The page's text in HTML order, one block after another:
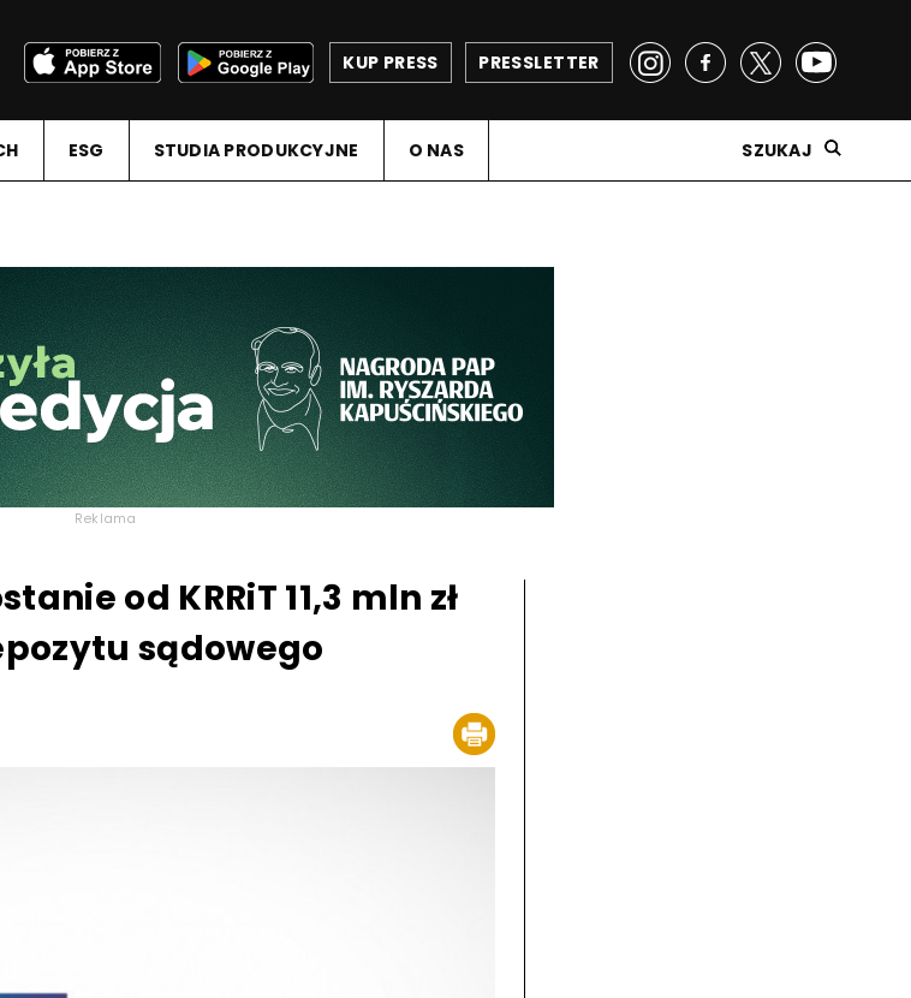
PRESSLETTER
KUP PRESS
ESG STUDIA PRODUKCYJNE O NAS SZUKAJ
Reklama
od KRRiT 11,3 mln zł
sądowego